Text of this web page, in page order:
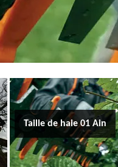
Taille de haie 01 Ain